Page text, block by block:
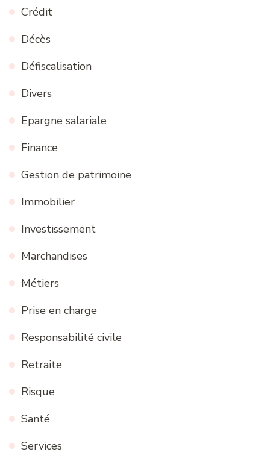
Crédit
Décès
Défiscalisation
Divers
Epargne salariale
Finance
Gestion de patrimoine
Immobilier
Investissement
Marchandises
Métiers
Prise en charge
Responsabilité civile
Retraite
Risque
Santé
Services